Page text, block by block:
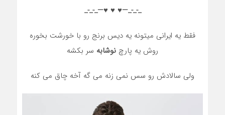
_-_-_—♥️ ♥️ ♥️—_-_-_
فقط یه ایرانی میتونه یه دیس برنج رو با خورشت بخوره
روش یه پارچ نوشابه سر بکشه
ولی سالادش رو سس نمی زنه می گه آخه چاق می کنه